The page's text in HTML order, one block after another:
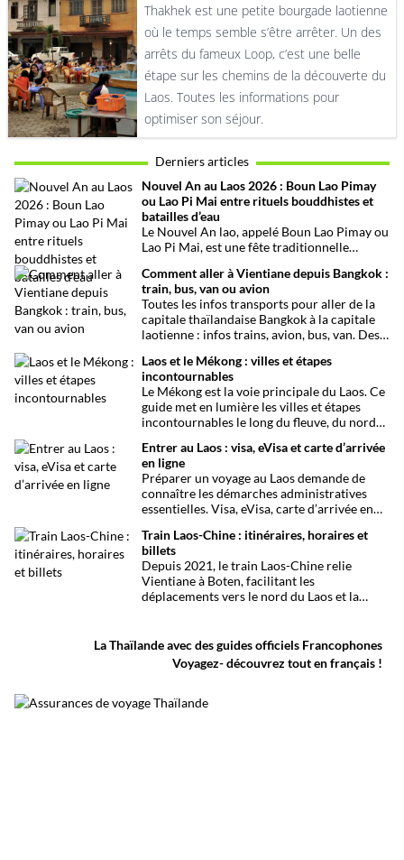
Thakhek est une petite bourgade laotienne
où le temps semble s’être arrêter. Un des
arrêts du fameux Loop, c’est une belle
étape sur les chemins de la découverte du
Laos. Toutes les informations pour
optimiser son séjour.
Derniers articles
Nouvel An au Laos 2026 : Boun Lao Pimay
ou Lao Pi Mai entre rituels bouddhistes et
batailles d’eau
Le Nouvel An lao, appelé Boun Lao Pimay ou
Lao Pi Mai, est une fête traditionnelle
Laos. Ce festival, rythmé par des rituels
religieux, des cérémonies familiales et les
fameuses batailles d’eau, marque le début de
la nouvelle année lunaire laotienne.
Comment aller à Vientiane depuis Bangkok :
train, bus, van ou avion
Toutes les infos transports pour aller de la
capitale thaïlandaise Bangkok à la capitale
laotienne : infos trains, avion, bus, van. Des
Laos et le Mékong : villes et étapes
incontournables
Le Mékong est la voie principale du Laos. Ce
guide met en lumière les villes et étapes
incontournables le long du fleuve, du nord
Entrer au Laos : visa, eVisa et carte d’arrivée
en ligne
Préparer un voyage au Laos demande de
connaître les démarches administratives
essentielles. Visa, eVisa, carte d’arrivée en
complet pour franchir la frontière en toute
simplicité.
Train Laos-Chine : itinéraires, horaires et
billets
Depuis 2021, le train Laos-Chine relie
Vientiane à Boten, facilitant les
déplacements vers le nord du Laos et la
La Thaïlande avec des guides officiels Francophones
Voyagez- découvrez tout en français !